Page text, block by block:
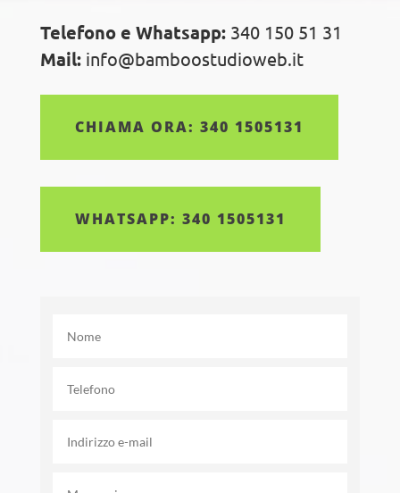
Telefono e Whatsapp:340 150 51 31
Mail:info@bamboostudioweb.it
CHIAMA ORA: 340 1505131
WHATSAPP: 340 1505131